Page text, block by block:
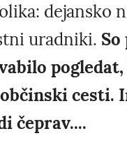
dejansko
uradniki.
cesti.
čeprav....